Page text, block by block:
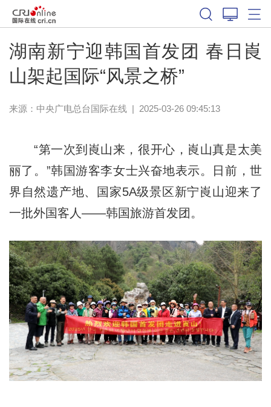
湖南新宁迎韩国首发团 春日崀
山架起国际“风景之桥”
来源：中央广电总台国际在线| 2025-03-26 09:45:13
“第一次到崀山来，很开心，崀山真是太美
丽了。”韩国游客李女士兴奋地表示。日前，世
界自然遗产地、国家5A级景区新宁崀山迎来了
一批外国客人——韩国旅游首发团。